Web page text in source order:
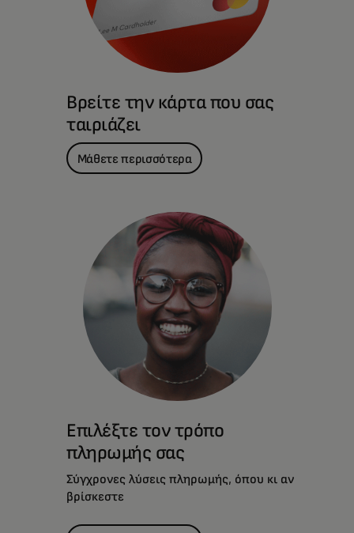
Προνόμια, υπηρεσίες και επιβραβεύσεις που
σας συναντούν εκεί όπου ζείτε – αλλά και
εκεί που θέλετε να φτάσετε.
Μάθετε περισσότερα
Βρείτε την κάρτα που σας
ταιριάζει
Μάθετε περισσότερα
Επιλέξτε τον τρόπο
πληρωμής σας
Σύγχρονες λύσεις πληρωμής, όπου κι αν
βρίσκεστε